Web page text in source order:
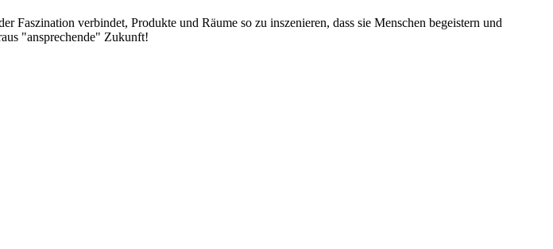
verbindet, Produkte und Räume so zu inszenieren, dass sie Menschen begeistern und
"ansprechende" Zukunft!